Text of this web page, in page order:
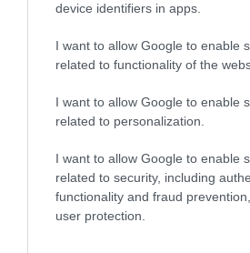
device identifiers in apps.
I want to allow Google to enable
related to functionality of the
I want to allow Google to enable
related to personalization.
I want to allow Google to enable
related to security, including
functionality and fraud
user protection.
Το τρόφιμο που
τα οστά σε κάθε